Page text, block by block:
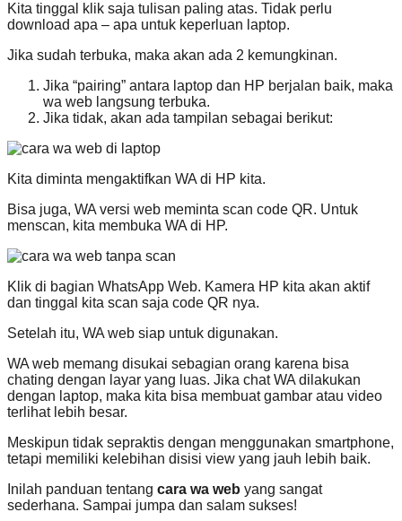
Kita tinggal klik saja tulisan paling atas. Tidak perlu
download apa – apa untuk keperluan laptop.
Jika sudah terbuka, maka akan ada 2 kemungkinan.
Jika “pairing” antara laptop dan HP berjalan baik, maka
wa web langsung terbuka.
Jika tidak, akan ada tampilan sebagai berikut:
Kita diminta mengaktifkan WA di HP kita.
Bisa juga, WA versi web meminta scan code QR. Untuk
menscan, kita membuka WA di HP.
Klik di bagian WhatsApp Web. Kamera HP kita akan aktif
dan tinggal kita scan saja code QR nya.
Setelah itu, WA web siap untuk digunakan.
WA web memang disukai sebagian orang karena bisa
chating dengan layar yang luas. Jika chat WA dilakukan
dengan laptop, maka kita bisa membuat gambar atau video
terlihat lebih besar.
Meskipun tidak sepraktis dengan menggunakan smartphone,
tetapi memiliki kelebihan disisi view yang jauh lebih baik.
Inilah panduan tentang cara wa web yang sangat
sederhana. Sampai jumpa dan salam sukses!